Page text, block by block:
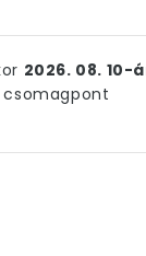
2026. 08. 10-
csomagpont